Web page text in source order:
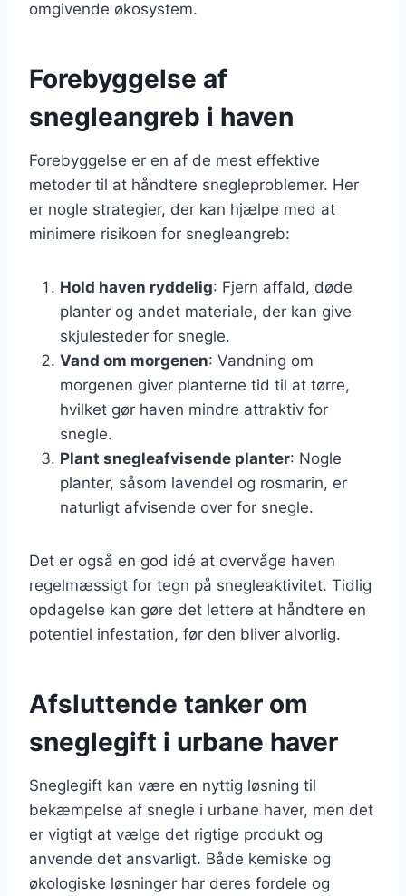
omgivende økosystem.
Forebyggelse af
snegleangreb i haven
Forebyggelse er en af de mest effektive
metoder til at håndtere snegleproblemer. Her
er nogle strategier, der kan hjælpe med at
minimere risikoen for snegleangreb:
Hold haven ryddelig: Fjern affald, døde
planter og andet materiale, der kan give
skjulesteder for snegle.
Vand om morgenen: Vandning om
morgenen giver planterne tid til at tørre,
hvilket gør haven mindre attraktiv for
snegle.
Plant snegleafvisende planter: Nogle
planter, såsom lavendel og rosmarin, er
naturligt afvisende over for snegle.
Det er også en god idé at overvåge haven
regelmæssigt for tegn på snegleaktivitet. Tidlig
opdagelse kan gøre det lettere at håndtere en
potentiel infestation, før den bliver alvorlig.
Afsluttende tanker om
sneglegift i urbane haver
Sneglegift kan være en nyttig løsning til
bekæmpelse af snegle i urbane haver, men det
er vigtigt at vælge det rigtige produkt og
anvende det ansvarligt. Både kemiske og
økologiske løsninger har deres fordele og